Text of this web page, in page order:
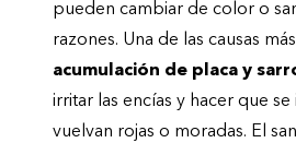
pueden cambiar de color o
razones. Una de las causas
acumulación de placa y
irritar las encías y hacer que se
vuelvan rojas o moradas. El